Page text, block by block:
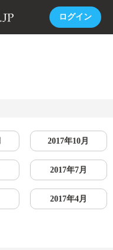
ログイン
2017年10月
2017年7月
2017年4月